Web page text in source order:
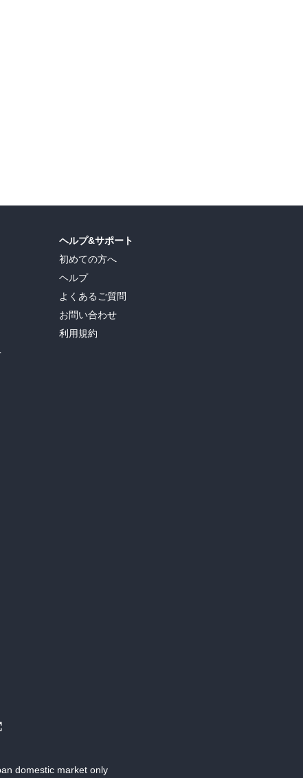
ヘルプ&サポート
初めての方へ
ヘルプ
よくあるご質問
お問い合わせ
利用規約
domestic market only